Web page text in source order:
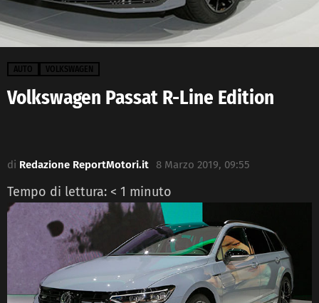
AUTO VOLKSWAGEN
Volkswagen Passat R-Line Edition
di Redazione ReportMotori.it 8 Marzo 2019, 09:55
Tempo di lettura: < 1 minuto